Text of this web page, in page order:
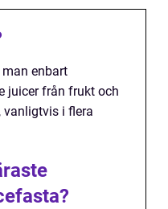
enbart
juicer från frukt och
vanligtvis i flera